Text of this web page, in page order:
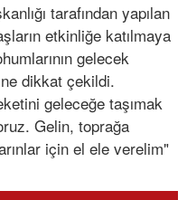
tarafından yapılan
etkinliğe katılmaya
gelecek
dikkat çekildi.
geleceğe taşımak
Gelin, toprağa
için el ele verelim"